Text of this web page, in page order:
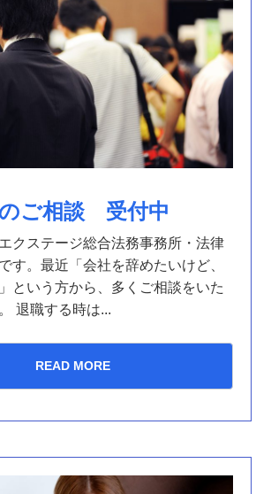
ご相談 受付中
クステージ総合法務事務所・法律
す。最近「会社を辞めたいけど、
という方から、多くご相談をいた
退職する時は...
READ MORE